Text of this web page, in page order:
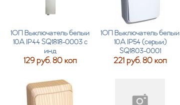
1ОП Выключатель белый
10А IP44 SQ1818-0003 с
инд
129 руб. 80 коп
1ОП Выключатель белый
10А IP54 (серый)
SQ1803-0001
221 руб. 80 коп